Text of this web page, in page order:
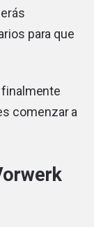
para que
comenzar a